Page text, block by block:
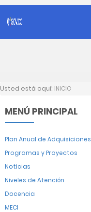
Usted está aquí: INICIO
MENÚ PRINCIPAL
Plan Anual de Adquisiciones
Programas y Proyectos
Noticias
Niveles de Atención
Docencia
MECI